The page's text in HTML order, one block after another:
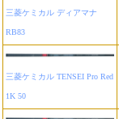
三菱ケミカル ディアマナ
RB83
三菱ケミカル TENSEI Pro Red
1K 50